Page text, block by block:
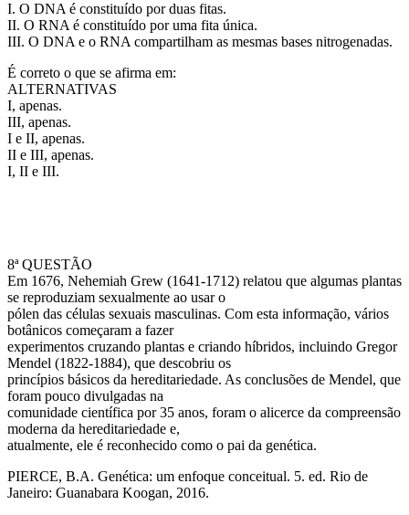
I. O DNA é constituído por duas fitas.
II. O RNA é constituído por uma fita única.
III. O DNA e o RNA compartilham as mesmas bases nitrogenadas.
É correto o que se afirma em:
ALTERNATIVAS
I, apenas.
III, apenas.
I e II, apenas.
II e III, apenas.
I, II e III.
8ª QUESTÃO
Em 1676, Nehemiah Grew (1641-1712) relatou que algumas plantas
se reproduziam sexualmente ao usar o
pólen das células sexuais masculinas. Com esta informação, vários
botânicos começaram a fazer
experimentos cruzando plantas e criando híbridos, incluindo Gregor
Mendel (1822-1884), que descobriu os
princípios básicos da hereditariedade. As conclusões de Mendel, que
foram pouco divulgadas na
comunidade científica por 35 anos, foram o alicerce da compreensão
moderna da hereditariedade e,
atualmente, ele é reconhecido como o pai da genética.
PIERCE, B.A. Genética: um enfoque conceitual. 5. ed. Rio de
Janeiro: Guanabara Koogan, 2016.